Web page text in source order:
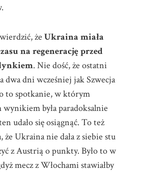
że Ukraina miała
na regenerację przed
. Nie dość, że ostatni
dwa dni wcześniej jak Szwecja
to spotkanie, w którym
była paradoksalnie
udało się osiągnąć. To też
że Ukraina nie dała z siebie stu
z Austrią o punkty. Było to w
mecz z Włochami stawiałby